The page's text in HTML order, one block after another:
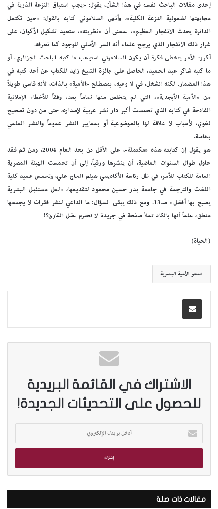
إحدى مقالات الباحث نفسه في هذا الشأن، يقول: «يجب استباق النزعة الذرية في
مجابهتها لشمولية النزعة الكلية»، وأنهى السلاموني كتابه بالقول: «حين تكتمل
الدائرة يحدث الانفجار العظيم»، بمعنى أن «نظريته»، ستعيد تشكيل الأكوان، على
غرار ذلك الانفجار الذي يرجح علماء أنه السر الأصلي للوجود كما نعرفه.
أكرر: الأمر يتخطى فكرة أن يكون السلاموني استوعب ما كتبه الباحث الجزائري، أو
ما كتبه شاكر عبد الحميد، الحاصل على جائزة الشيخ زايد للكتاب عن أحد كتبه في
هذا المضمار. لكنه انشغل، في لا وعيه، بمصطلح «الأمية» بالذات، لأنه قاسى طويلاً
من «الأمية الأبجدية»، التي لم يتخلص منها تماماً بعد، وفقاً للأخطاء الإملائية
الفادحة في كتابه الذي تحمست أكبر دار نشر عربية لإصداره، حتى من دون تصحيح
لغوي، لأسباب لا علاقة لها بالموضوعية أو بمعايير النشر عموماً والنشر العلمي
بخاصة.
هو يقول إن كتابته هذه «مكتملة»، على الأقل من بعد العام 2004، ومن ثم فقد
حاول طوال السنوات الماضية، أن ينشرها ورقياً، إلى أن تحمست الهيئة المصرية
العامة للكتاب للأمر، في ظل رئاسة الأكاديمي هيثم الحاج علي، وتحمس عميد كلية
اللغات والترجمة في جامعة بدر حسين محمود لتقديمها، «لعل مستقبل البشرية
يصبح بها أفضل» صـ13. ومع ذلك يبقى السؤال: ما الداعي لنشر فقرات لا يجمعها
منطق، علماً أنها بالكاد تملأ صفحة في جريدة لا تحترم عقل القارئ؟!
(الحياة)
محو الأمية البصرية
الاشتراك في القائمة البريدية
للحصول على التحديثات الجديدة!
خ
ب
ي
د
مقالات ذات صلة